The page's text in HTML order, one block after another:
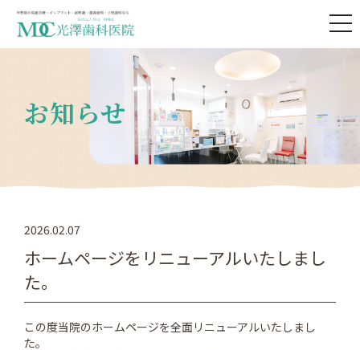
お知らせ
2026.02.07
ホームページをリニューアルいたしまし
た。
この度当院のホームページを全面リニューアルいたしまし
た。